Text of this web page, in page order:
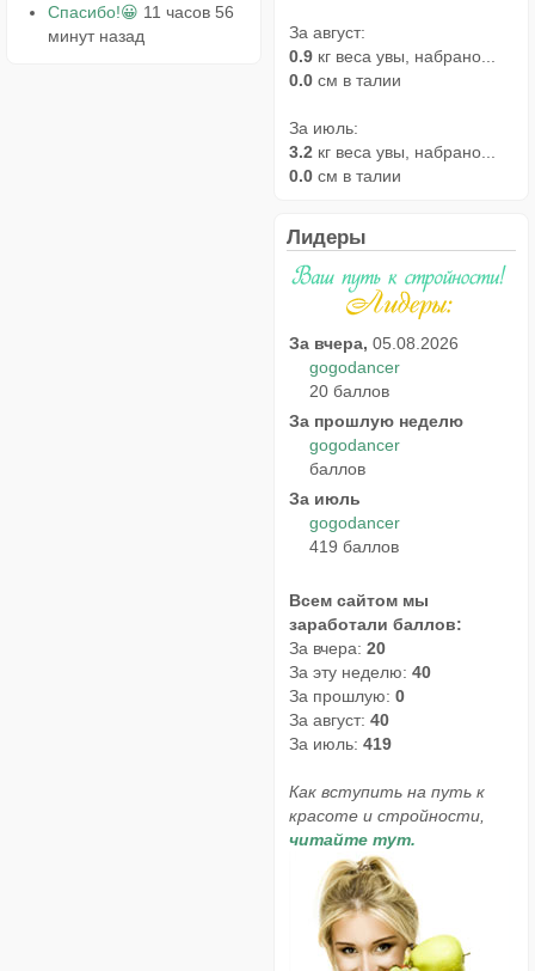
Спасибо!😀 11 часов 56
минут назад
За август:
0.9 кг веса увы, набрано...
0.0 см в талии
За июль:
3.2 кг веса увы, набрано...
0.0 см в талии
Лидеры
За вчера, 05.08.2026
gogodancer
20 баллов
За прошлую неделю
gogodancer
баллов
За июль
gogodancer
419 баллов
Всем сайтом мы
заработали баллов:
За вчера: 20
За эту неделю: 40
За прошлую: 0
За август: 40
За июль: 419
Как вступить на путь к
красоте и стройности,
читайте тут.